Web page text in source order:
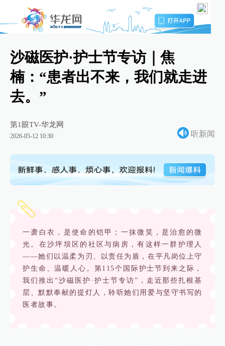
沙磁医护·护士节专访｜焦
楠：“患者出不来，我们就走进
去。”
第1眼TV-华龙网
2026-05-12 10:30 听新闻
一袭白衣，是使命的铠甲；一抹微笑，是治愈的微
光。在沙坪坝区的社区与病房，有这样一群护理人
——她们以温柔为刃、以责任为盾，在平凡岗位上守
护生命、温暖人心。第115个国际护士节到来之际，
我们推出“沙磁医护·护士节专访”，走近那些扎根基
层、默默奉献的提灯人，聆听她们用爱与坚守书写的
医者故事。